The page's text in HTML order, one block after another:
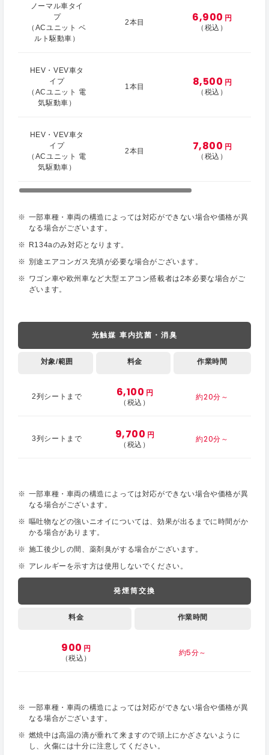
ノーマル車タイ
プ
（ACユニット ベ
ルト駆動車）
2本目 6,900 円
（税込）
HEV・VEV車タ
イプ
（ACユニット 電
気駆動車）
1本目 8,500 円
（税込）
HEV・VEV車タ
イプ
（ACユニット 電
気駆動車）
2本目 7,800 円
（税込）
一部車種・車両の構造によっては対応ができない場合や価格が異
なる場合がございます。
R134aのみ対応となります。
別途エアコンガス充填が必要な場合がございます。
ワゴン車や欧州車など大型エアコン搭載者は2本必要な場合がご
ざいます。
光触媒 車内抗菌・消臭
対象/範囲 料金 作業時間
2列シートまで 6,100 円
（税込）
約20分～
3列シートまで 9,700 円
（税込）
約20分～
一部車種・車両の構造によっては対応ができない場合や価格が異
なる場合がございます。
嘔吐物などの強いニオイについては、効果が出るまでに時間がか
かる場合があります。
施工後少しの間、薬剤臭がする場合がございます。
アレルギーを示す方は使用しないでください。
発煙筒交換
料金 作業時間
900 円
（税込）
約5分～
一部車種・車両の構造によっては対応ができない場合や価格が異
なる場合がございます。
燃焼中は高温の滴が垂れて来ますので頭上にかざさないように
し、火傷には十分に注意してください。